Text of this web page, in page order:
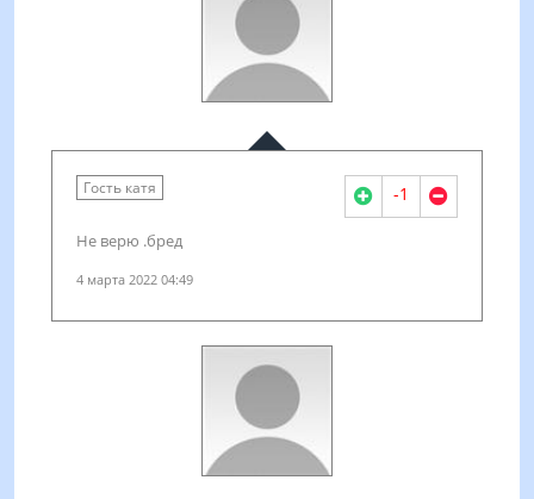
Гость катя -1
Не верю .бред
4 марта 2022 04:49